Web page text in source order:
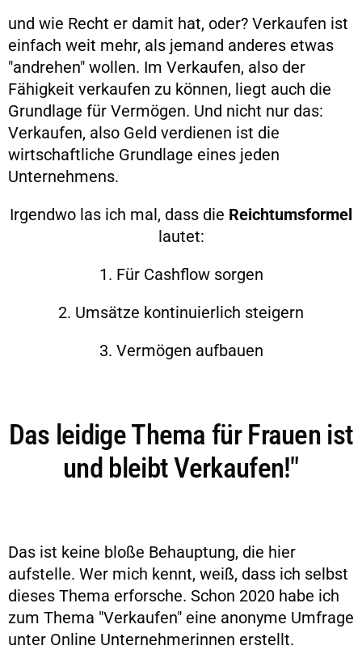
und wie Recht er damit hat, oder? Verkaufen ist
einfach weit mehr, als jemand anderes etwas
"andrehen" wollen. Im Verkaufen, also der
Fähigkeit verkaufen zu können, liegt auch die
Grundlage für Vermögen. Und nicht nur das:
Verkaufen, also Geld verdienen ist die
wirtschaftliche Grundlage eines jeden
Unternehmens.
Irgendwo las ich mal, dass die Reichtumsformel
lautet:
1. Für Cashflow sorgen
2. Umsätze kontinuierlich steigern
3. Vermögen aufbauen
Das leidige Thema für Frauen ist
und bleibt Verkaufen!"
Das ist keine bloße Behauptung, die hier
aufstelle. Wer mich kennt, weiß, dass ich selbst
dieses Thema erforsche. Schon 2020 habe ich
zum Thema "Verkaufen" eine anonyme Umfrage
unter Online Unternehmerinnen erstellt.